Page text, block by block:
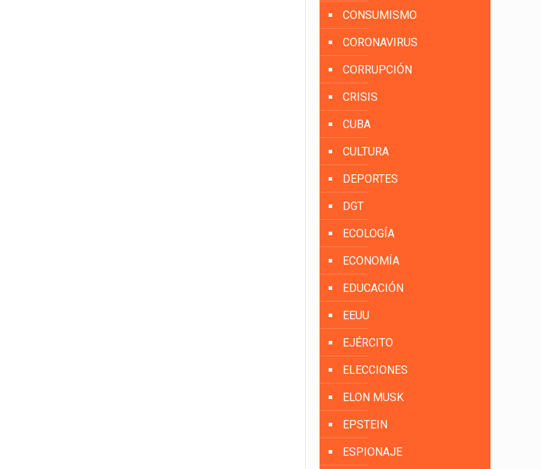
CONSUMISMO
CORONAVIRUS
CORRUPCIÓN
CRISIS
CUBA
CULTURA
DEPORTES
DGT
ECOLOGÍA
ECONOMÍA
EDUCACIÓN
EEUU
EJÉRCITO
ELECCIONES
ELON MUSK
EPSTEIN
ESPIONAJE